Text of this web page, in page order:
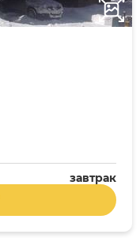
завтрак